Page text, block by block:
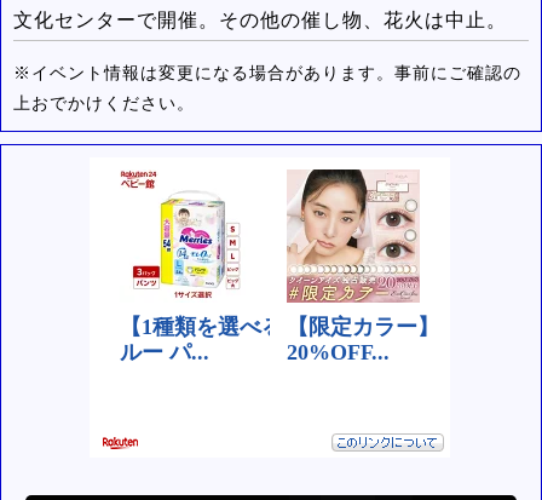
文化センターで開催。その他の催し物、花火は中止。
※イベント情報は変更になる場合があります。事前にご確認の
上おでかけください。